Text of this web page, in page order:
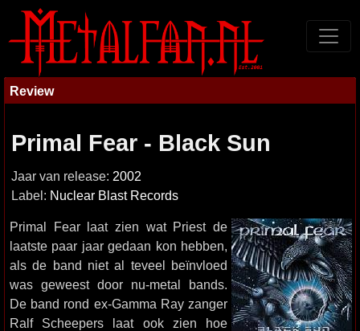
Review
Primal Fear - Black Sun
Jaar van release: 2002
Label: Nuclear Blast Records
Primal Fear laat zien wat Priest de
laatste paar jaar gedaan kon hebben,
als de band niet al teveel beïnvloed
was geweest door nu-metal bands.
De band rond ex-Gamma Ray zanger
Ralf Scheepers laat ook zien hoe